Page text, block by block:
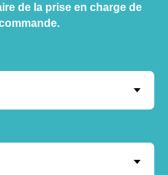
de la prise en charge de